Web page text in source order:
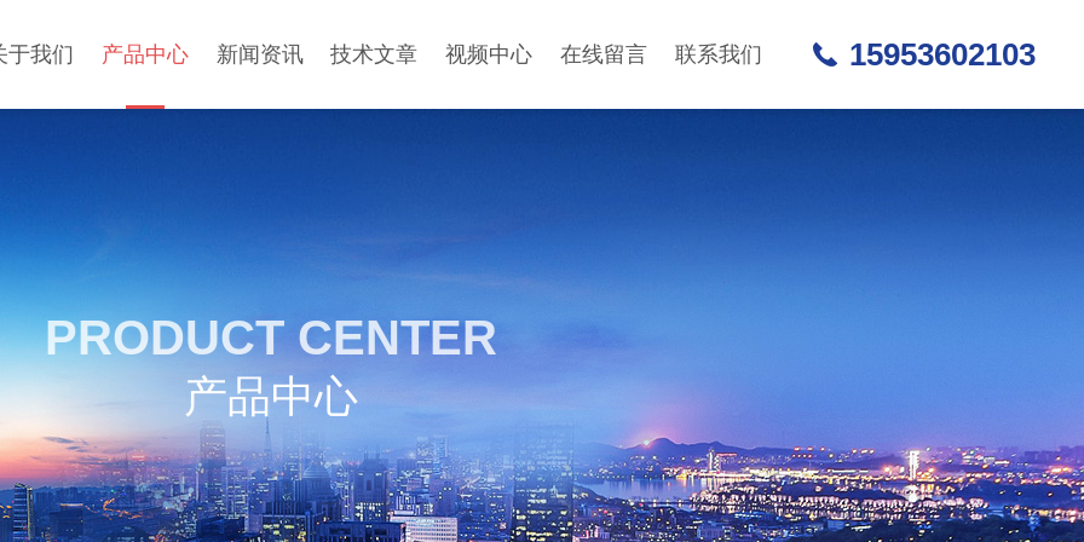
于我们 产品中心 新闻资讯 技术文章 视频中心 在线留言 联系我们 15953602103
PRODUCT CENTER
产品中心